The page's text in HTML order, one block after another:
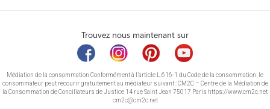
Trouvez nous maintenant sur
Médiation de la consommation Conformément à l’article L.616-1 du Code de la consommation, le
consommateur peut recourir gratuitement au médiateur suivant : CM2C – Centre de la Médiation de
la Consommation de Conciliateurs de Justice 14 rue Saint Jean 75017 Paris https://www.cm2c.net
cm2c@cm2c.net